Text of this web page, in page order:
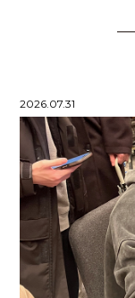
PCの中
KEN'S
2026.07.31